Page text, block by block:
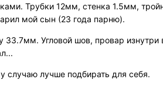
Трубки 12мм, стенка 1.5мм,
мой сын (23 года парню).
Угловой шов, провар
лучше подбирать для себя.